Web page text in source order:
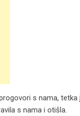
s nama,
s nama i otišla.